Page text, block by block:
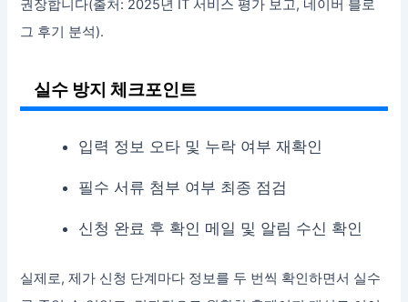
권장합니다(출처: 2025년 IT 서비스 평가 보고, 네이버 블로
그 후기 분석).
실수 방지 체크포인트
입력 정보 오타 및 누락 여부 재확인
필수 서류 첨부 여부 최종 점검
신청 완료 후 확인 메일 및 알림 수신 확인
실제로, 제가 신청 단계마다 정보를 두 번씩 확인하면서 실수